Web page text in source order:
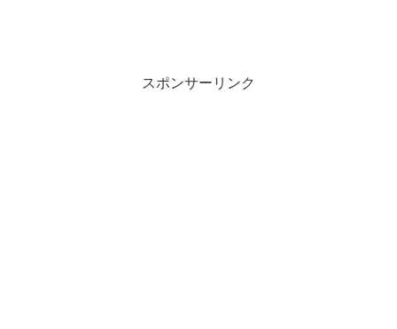
スポンサーリンク